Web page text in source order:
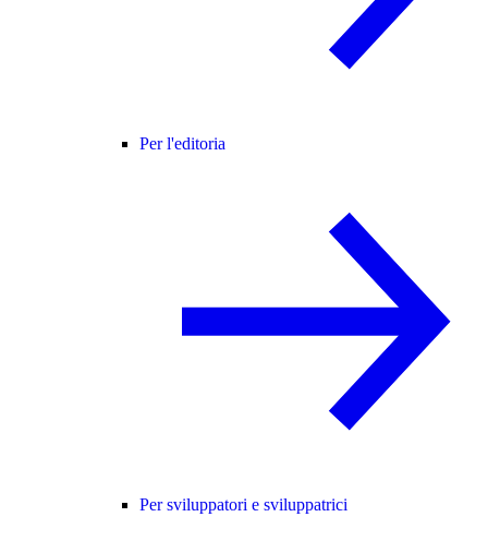
Per l'editoria
Per sviluppatori e sviluppatrici